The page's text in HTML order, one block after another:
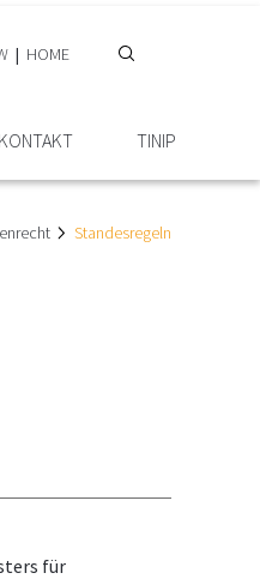
HOME
KONTAKT TINIP
Standesregeln
für